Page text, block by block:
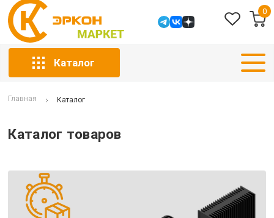
0
Каталог
Главная Каталог
Каталог товаров